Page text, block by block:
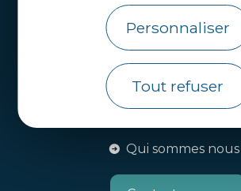
Personnaliser
Tout refuser
Côtes d’Armor
Agence de Développement
Qui sommes nous